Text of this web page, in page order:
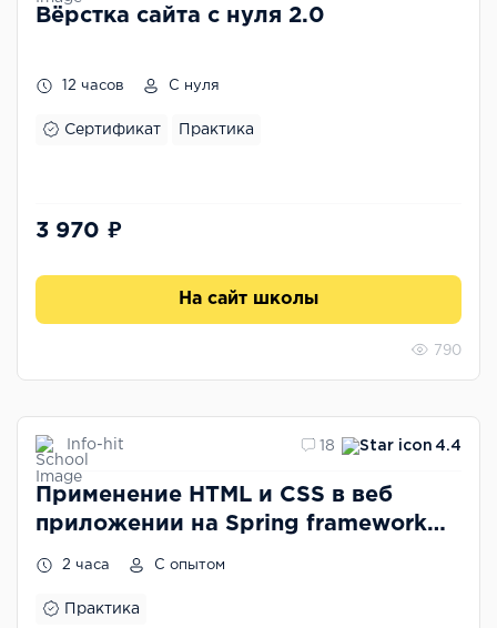
Вёрстка сайта с нуля 2.0
12 часов С нуля
Сертификат Практика
3 970 ₽
На сайт школы
790
Info-hit 18 4.4
Применение HTML и CSS в веб
приложении на Spring framework
2 часа С опытом
Практика